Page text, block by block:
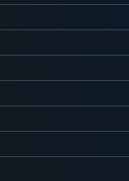
Mappa del sito